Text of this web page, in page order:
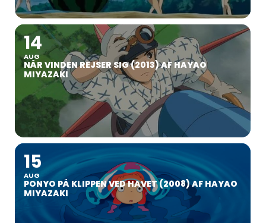
14
AUG
NÅR VINDEN REJSER SIG (2013) AF HAYAO
MIYAZAKI
15
AUG
PONYO PÅ KLIPPEN VED HAVET (2008) AF HAYAO
MIYAZAKI